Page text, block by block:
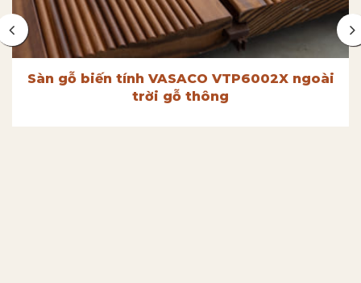
Sàn gỗ biến tính VASACO VTP6002X ngoài
trời gỗ thông